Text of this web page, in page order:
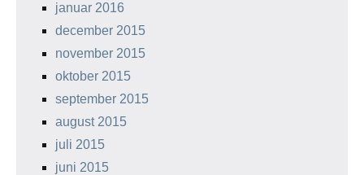
januar 2016
december 2015
november 2015
oktober 2015
september 2015
august 2015
juli 2015
juni 2015